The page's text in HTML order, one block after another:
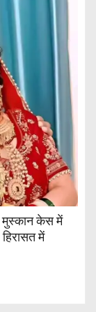
मुस्कान केस में
में